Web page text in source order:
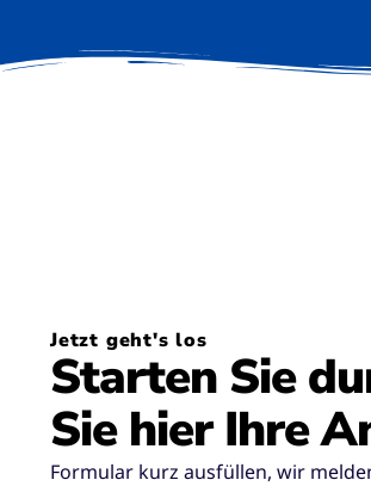
Jetzt geht's los
Starten Sie
Sie hier Ihre
Formular kurz ausfüllen, wir